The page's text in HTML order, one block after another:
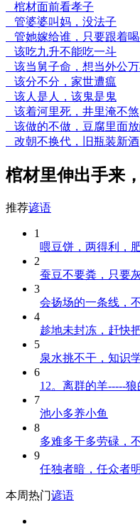
棺材面前看孝子
管婆婆叫妈，没法子
管她嫁给谁，只要跟着
该吃九升不能吃一斗
该当舅子命，想当外公
该分不分，家世遭瘟
该人是人，该鬼是鬼
该着河里死，井里淹不煞
该做的不做，豆腐里面
改朝不换代，旧瓶装新酒
棺材里伸出手来
推荐谚语
1
喂豆饼，两得利，
2
蚕豆不要粪，只要
3
会扬场的一条线，
4
趁地未封冻，赶快
5
泉水挑不干，知识
6
12。离群的羊-----
7
池小多养小鱼
8
多难多干多劳碌，
9
任独者暗，任众者明
本周热门谚语